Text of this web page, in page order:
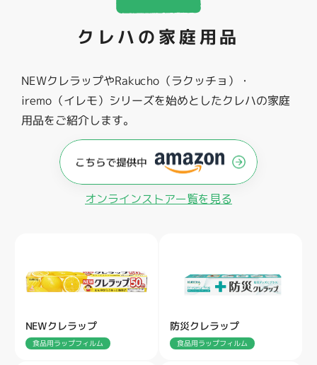
クレハの家庭用品
NEWクレラップやRakucho（ラクッチョ）・
iremo（イレモ）シリーズを始めとしたクレハの家庭
用品をご紹介します。
オンラインストアー覧を見る
NEWクレラップ
食品用ラップフィルム
防災クレラップ
食品用ラップフィルム